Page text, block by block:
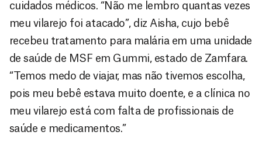
cuidados médicos. “Não me lembro quantas vezes
meu vilarejo foi atacado”, diz Aisha, cujo bebê
recebeu tratamento para malária em uma unidade
de saúde de MSF em Gummi, estado de Zamfara.
“Temos medo de viajar, mas não tivemos escolha,
pois meu bebê estava muito doente, e a clínica no
meu vilarejo está com falta de profissionais de
saúde e medicamentos.”